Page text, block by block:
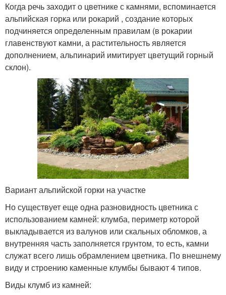
Когда речь заходит о цветнике с камнями, вспоминается
альпийская горка или рокарий , создание которых
подчиняется определенным правилам (в рокарии
главенствуют камни, а растительность является
дополнением, альпинарий имитирует цветущий горный
склон).
Вариант альпийской горки на участке
Но существует еще одна разновидность цветника с
использованием камней: клумба, периметр которой
выкладывается из валунов или скальных обломков, а
внутренняя часть заполняется грунтом, то есть, камни
служат всего лишь обрамлением цветника. По внешнему
виду и строению каменные клумбы бывают 4 типов.
Виды клумб из камней: